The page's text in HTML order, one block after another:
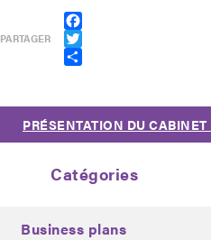
PARTAGER
Facebook
Twitter
Partager
PRÉSENTATION DU
Catégories
Business plans